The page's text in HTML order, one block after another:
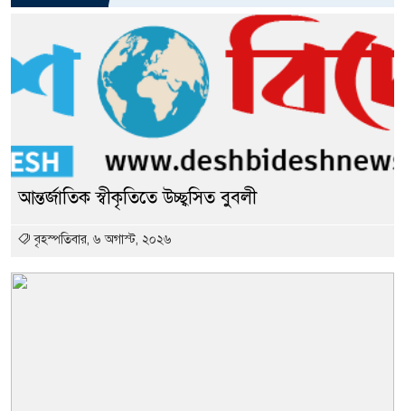
আন্তর্জাতিক স্বীকৃতিতে উচ্ছ্বসিত বুবলী
বৃহস্পতিবার, ৬ অগাস্ট, ২০২৬